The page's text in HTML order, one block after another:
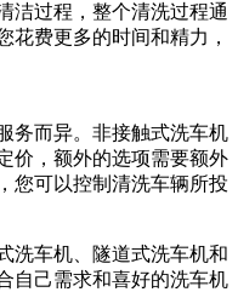
洁过程，整个清洗过程通
花费更多的时间和精力，
务而异。非接触式洗车机
价，额外的选项需要额外
您可以控制清洗车辆所投
洗车机、隧道式洗车机和
自己需求和喜好的洗车机